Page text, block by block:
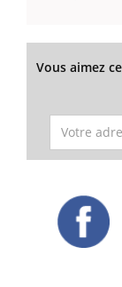
Vous aimez